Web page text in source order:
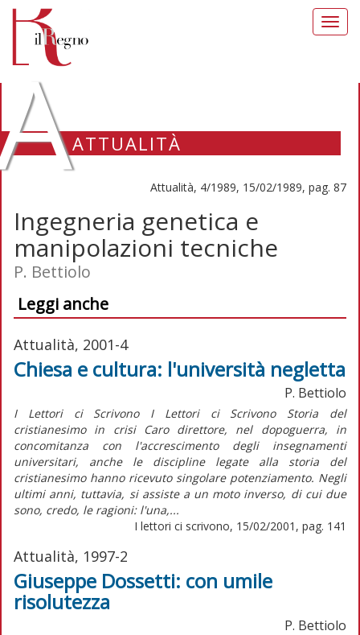
ATTUALITÀ
Attualità, 4/1989, 15/02/1989, pag. 87
Ingegneria genetica e
manipolazioni tecniche
P. Bettiolo
Leggi anche
Attualità, 2001-4
Chiesa e cultura: l'università negletta
P. Bettiolo
I Lettori ci Scrivono I Lettori ci Scrivono Storia del
cristianesimo in crisi Caro direttore, nel dopoguerra, in
concomitanza con l'accrescimento degli insegnamenti
universitari, anche le discipline legate alla storia del
cristianesimo hanno ricevuto singolare potenziamento. Negli
ultimi anni, tuttavia, si assiste a un moto inverso, di cui due
sono, credo, le ragioni: l'una,...
I lettori ci scrivono, 15/02/2001, pag. 141
Attualità, 1997-2
Giuseppe Dossetti: con umile
risolutezza
P. Bettiolo